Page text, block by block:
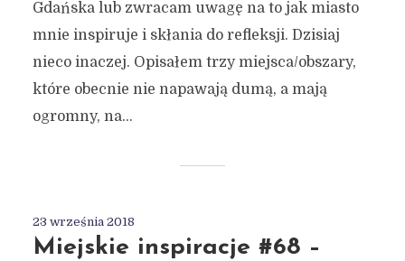
Gdańska lub zwracam uwagę na to jak miasto
mnie inspiruje i skłania do refleksji. Dzisiaj
nieco inaczej. Opisałem trzy miejsca/obszary,
które obecnie nie napawają dumą, a mają
ogromny, na...
23 września 2018
Miejskie inspiracje #68 –